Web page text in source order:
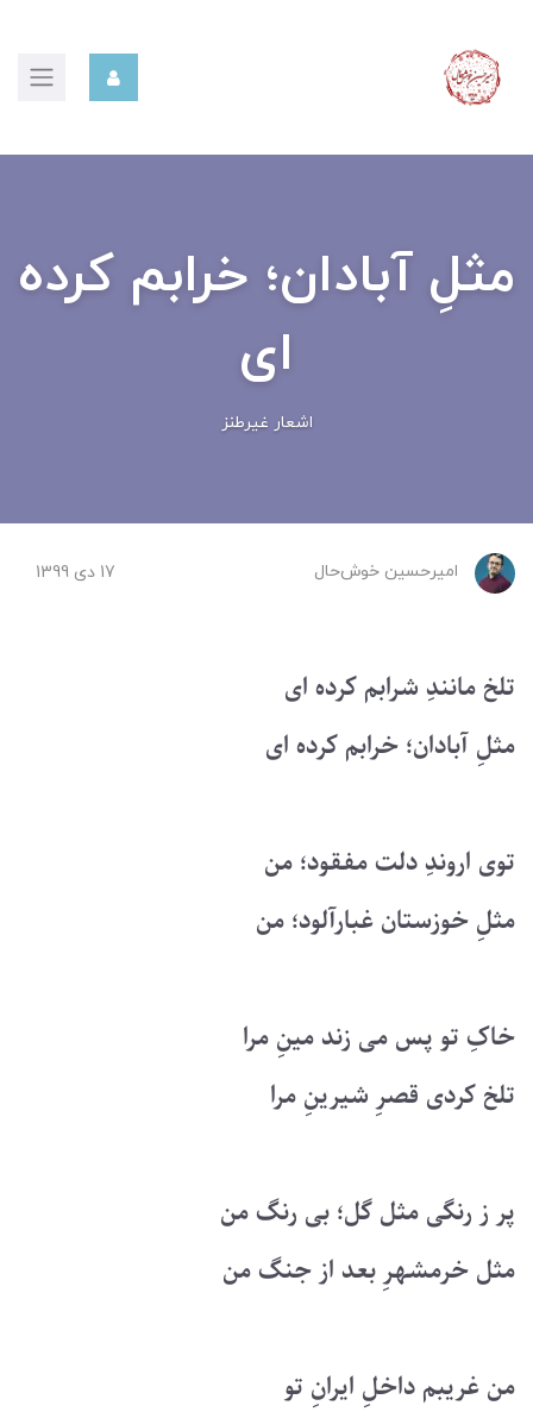
مثلِ آبادان؛ خرابم کرده
ای
اشعار غیرطنز
امیرحسین ‌خوش‌حال 17 دی 1399
تلخ مانندِ شرابم کرده ای
مثلِ آبادان؛ خرابم کرده ای
توی اروندِ دلت مفقود؛ من
مثلِ خوزستان غبارآلود؛ من
خاکِ تو پس می زند مینِ مرا
تلخ کردی قصرِ شیرینِ مرا
پر ز رنگی مثل گل؛ بی رنگ من
مثل خرمشهرِ بعد از جنگ من
من غریبم داخلِ ایرانِ تو